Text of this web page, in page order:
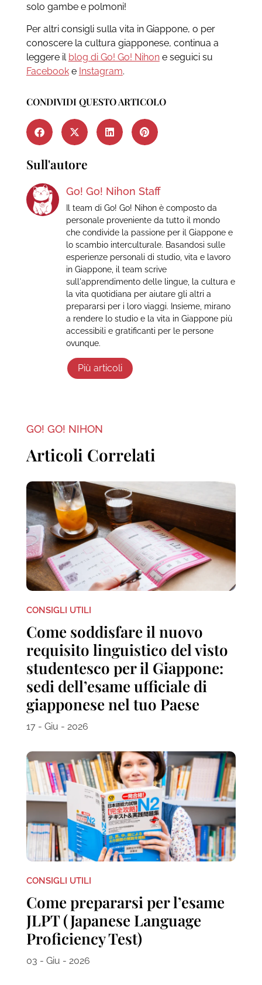
solo gambe e polmoni!
Per altri consigli sulla vita in Giappone, o per
conoscere la cultura giapponese, continua a
leggere il blog di Go! Go! Nihon e seguici su
Facebooke Instagram.
CONDIVIDI QUESTO ARTICOLO
Sull'autore
Go! Go! Nihon Staff
Il team di Go! Go! Nihon è composto da
personale proveniente da tutto il mondo
che condivide la passione per il Giappone e
lo scambio interculturale. Basandosi sulle
esperienze personali di studio, vita e lavoro
in Giappone, il team scrive
sull'apprendimento delle lingue, la cultura e
la vita quotidiana per aiutare gli altri a
prepararsi per i loro viaggi. Insieme, mirano
a rendere lo studio e la vita in Giappone più
accessibili e gratificanti per le persone
ovunque.
Più articoli
GO! GO! NIHON
Articoli Correlati
CONSIGLI UTILI
Come soddisfare il nuovo
requisito linguistico del visto
studentesco per il Giappone:
sedi dell’esame ufficiale di
giapponese nel tuo Paese
17 - Giu - 2026
CONSIGLI UTILI
Come prepararsi per l’esame
JLPT (Japanese Language
Proficiency Test)
03 - Giu - 2026